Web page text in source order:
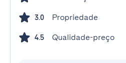
3.0 Propriedade
4.5 Qualidade-preço